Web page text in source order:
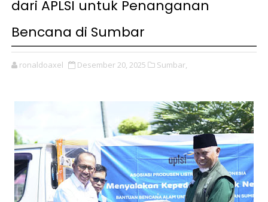
dari APLSI untuk Penanganan
Bencana di Sumbar
ronaldoaxel Desember 20, 2025 Sumbar,